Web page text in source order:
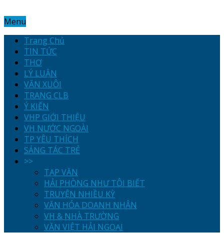
Menu
Trang Chủ
TIN TỨC
THƠ
LÝ LUẬN
VĂN XUÔI
TRANG CLB
Ý KIẾN
VHP GIỚI THIỆU
VH NƯỚC NGOÀI
TP YÊU THÍCH
SÁNG TÁC TRẺ
>>
TẠP VĂN
HẢI PHÒNG NHƯ TÔI BIẾT
TRUYỆN NHIỀU KỲ
VĂN HÓA DOANH NHÂN
VH & NHÀ TRƯỜNG
VĂN VIỆT HẢI NGOẠI